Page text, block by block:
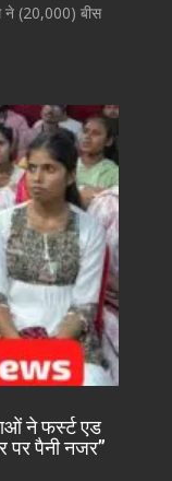
ने (20,000) बीस
ने फर्स्ट एड
पर पैनी नजर”